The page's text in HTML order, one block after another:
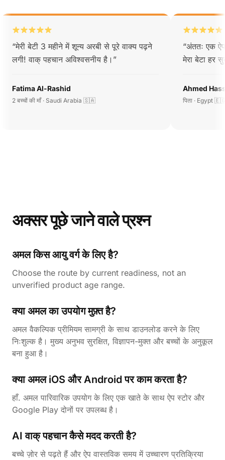
“मेरी बेटी 3 महीने में शून्य अरबी से पूरे वाक्य पढ़ने
लगी! वाक् पहचान अविश्वसनीय है। ”
Fatima Al-Rashid
2 बच्चों की माँ · Saudi Arabia 🇸🇦
“अंततः एक
मेरा बेटा हर
Ahmed
पिता · Egypt
अक्सर पूछे जाने वाले प्रश्न
अमल किस आयु वर्ग के लिए है?
Choose the route by current readiness, not an
unverified product age range.
क्या अमल का उपयोग मुफ़्त है?
अमल वैकल्पिक प्रीमियम सामग्री के साथ डाउनलोड करने के लिए
निःशुल्क है। मुख्य अनुभव सुरक्षित, विज्ञापन-मुक्त और बच्चों के अनुकूल
बना हुआ है।
क्या अमल iOS और Android पर काम करता है?
हाँ. अमल पारिवारिक उपयोग के लिए एक खाते के साथ ऐप स्टोर और
Google Play दोनों पर उपलब्ध है।
AI वाक् पहचान कैसे मदद करती है?
बच्चे ज़ोर से पढ़ते हैं और ऐप वास्तविक समय में उच्चारण प्रतिक्रिया